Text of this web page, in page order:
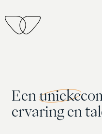
Een unieke
ervaring en